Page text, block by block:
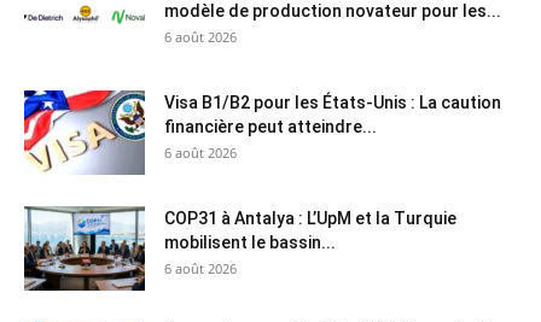
modèle de production novateur pour les...
6 août 2026
Visa B1/B2 pour les États-Unis : La caution
financière peut atteindre...
6 août 2026
COP31 à Antalya : L’UpM et la Turquie
mobilisent le bassin...
6 août 2026